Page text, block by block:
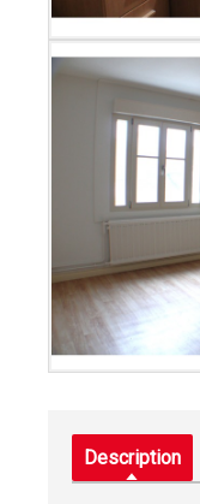
Description